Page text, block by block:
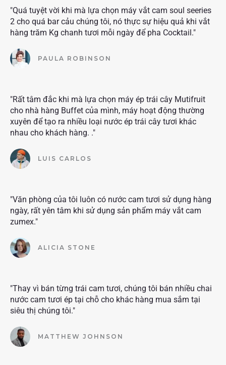
"Quá tuyệt vời khi mà lựa chọn máy vắt cam soul seeries
2 cho quá bar cảu chúng tôi, nó thực sự hiệu quả khi vắt
hàng trăm Kg chanh tươi mỗi ngày để pha Cocktail."
PAULA ROBINSON
"Rất tâm đắc khi mà lựa chọn máy ép trái cây Mutifruit
cho nhà hàng Buffet của mình, máy hoạt động thường
xuyên để tạo ra nhiều loại nước ép trái cây tươi khác
nhau cho khách hàng. ."
LUIS CARLOS
"Văn phòng của tôi luôn có nước cam tươi sử dụng hàng
ngày, rất yên tâm khi sử dụng sản phẩm máy vắt cam
zumex."
ALICIA STONE
"Thay vì bán từng trái cam tươi, chúng tôi bán nhiều chai
nước cam tươi ép tại chỗ cho khác hàng mua sắm tại
siêu thị chúng tôi."
MATTHEW JOHNSON